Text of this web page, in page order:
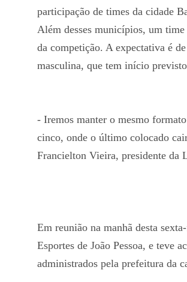
participação de times da cidade
Além desses municípios, um
da competição. A expectativa é
masculina, que tem início
- Iremos manter o mesmo
cinco, onde o último colocado
Francielton Vieira, presidente da
Em reunião na manhã desta
Esportes de João Pessoa, e teve
administrados pela prefeitura da